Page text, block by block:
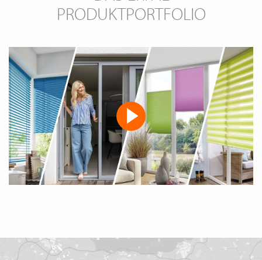
PRODUKTPORTFOLIO